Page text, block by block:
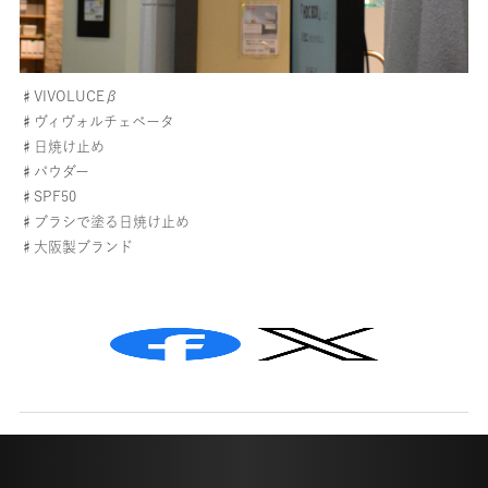
♯VIVOLUCEβ
♯ヴィヴォルチェベータ
♯日焼け止め
♯パウダー
♯SPF50
♯ブラシで塗る日焼け止め
♯大阪製ブランド